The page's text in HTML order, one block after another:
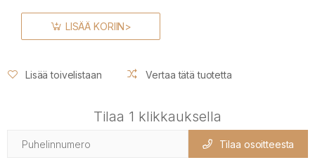
LISÄÄ KORIIN>
Lisää toivelistaan Vertaa tätä tuotetta
Tilaa 1 klikkauksella
Tilaa osoitteesta